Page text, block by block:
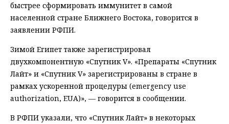
быстрее сформировать иммунитет в самой
населенной стране Ближнего Востока, говорится в
заявлении РФПИ.
Зимой Египет также зарегистрировал
двухкомпонентную «Спутник V». «Препараты «Спутник
Лайт» и «Спутник V» зарегистрированы в стране в
рамках ускоренной процедуры (emergency use
authorization, EUA)», — говорится в сообщении.
В РФПИ указали, что «Спутник Лайт» в некоторых